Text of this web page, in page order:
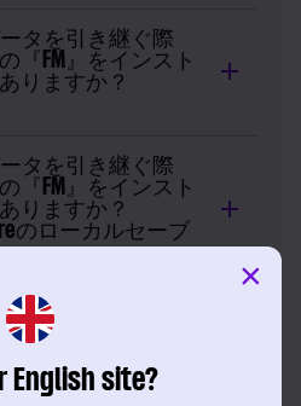
ータを引き継ぐ際
『FM』をインスト
りますか？
ータを引き継ぐ際
『FM』をインスト
りますか？
のローカルセーブ
タを引き継ぐ際
『FM』をインスト
English site?
×